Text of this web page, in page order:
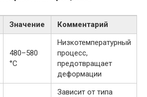
Значение Комментарий
480–580
°C
Низкотемпературный
процесс,
предотвращает
деформации
Зависит от типа